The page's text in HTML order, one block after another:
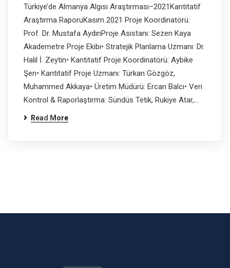
Türkiye’de Almanya Algısı Araştırması–2021Kantitatif
Araştırma RaporuKasım 2021 Proje Koordinatörü:
Prof. Dr. Mustafa AydınProje Asistanı: Sezen Kaya
Akademetre Proje Ekibi• Stratejik Planlama Uzmanı: Dr.
Halil İ. Zeytin• Kantitatif Proje Koordinatörü: Aybike
Şen• Kantitatif Proje Uzmanı: Türkan Gözgöz,
Muhammed Akkaya• Üretim Müdürü: Ercan Balcı• Veri
Kontrol & Raporlaştırma: Sündüs Tetik, Rukiye Atar,…
Read More